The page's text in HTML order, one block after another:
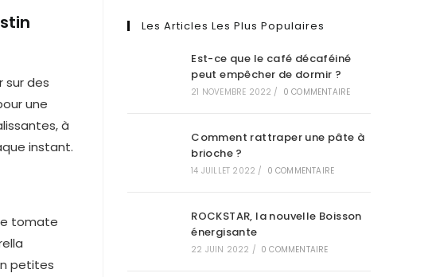
sur des
une
à
instant.
tomate
petites
Les Articles Les Plus Populaires
Est-ce que le café décaféiné
peut empêcher de dormir ?
21 NOVEMBRE 2022 / 0 COMMENTAIRE
Comment rattraper une pâte à
brioche ?
14 JUILLET 2022 / 0 COMMENTAIRE
ROCKSTAR, la nouvelle Boisson
énergisante
22 JUIN 2022 / 0 COMMENTAIRE